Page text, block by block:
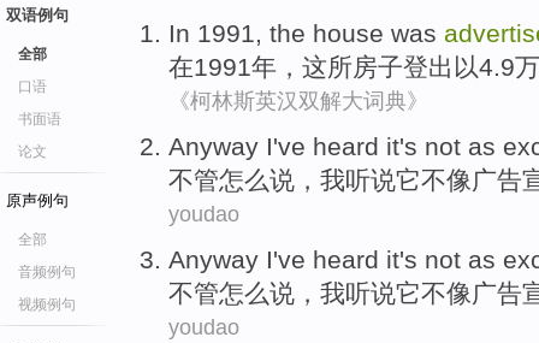
双语例句
全部
口语
书面语
论文
原声例句
全部
音频例句
视频例句
In 1991, the house was
在1991年， 这所房子登出 以4.9
《柯林斯英汉双解大词典》
Anyway I've heard it's not as
不管怎么说 ， 我听说它不像广告
youdao
Anyway I've heard it's not as
不管怎么说 ， 我听说它不像 广告
youdao